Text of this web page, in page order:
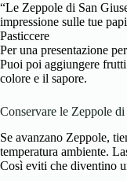
“Le Zeppole di San
impressione sulle tue
Pasticcere
Per una presentazione
Puoi poi aggiungere
colore e il sapore.
Conservare le Zeppole
Se avanzano Zeppole,
temperatura ambiente.
Così eviti che diventino